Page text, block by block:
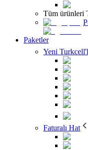
Tüm ürünleri
Paketler
Yeni
Faturalı Hat